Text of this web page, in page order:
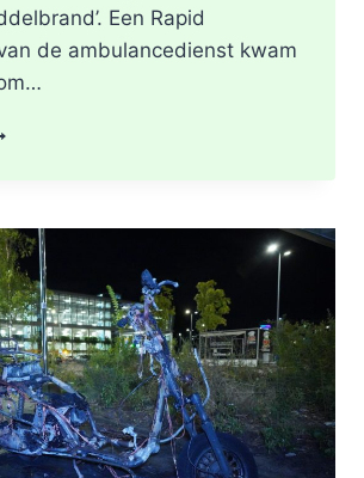
Een Rapid
de ambulancedienst kwam